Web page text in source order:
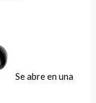
Se abre en una